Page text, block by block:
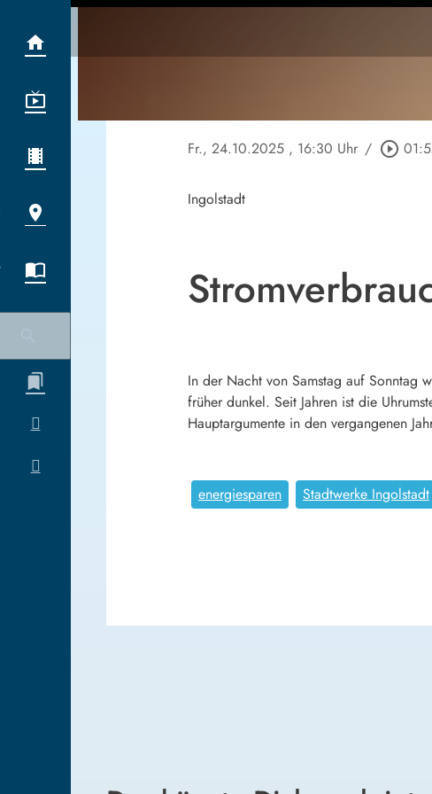
Fr., 24.10.2025 , 16:30 Uhr / play_circle_outline
Ingolstadt
In der Nacht von Samstag auf Sonntag
früher dunkel. Seit Jahren ist die
Hauptargumente in den vergangenen
energiesparen Stadtwerke Ingolstadt